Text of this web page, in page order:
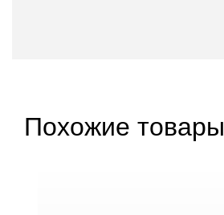
Похожие товары